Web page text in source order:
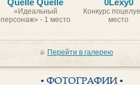
Quelle Quelle
«Идеальный
персонаж» - 1 место
0Lexy0
Конкурс
место
Перейти в галерею
• ФОТОГРАФИИ •